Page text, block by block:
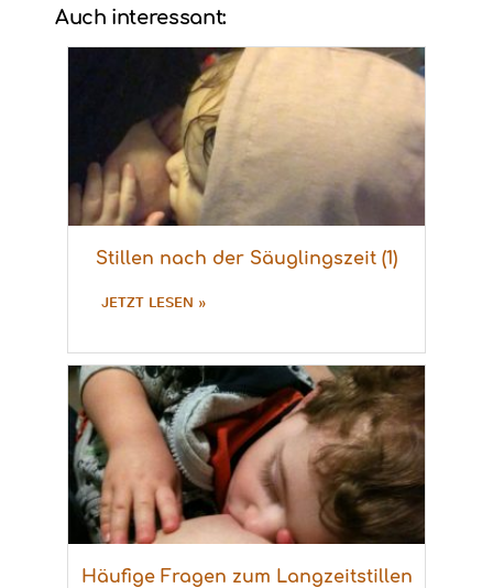
Auch interessant:
Stillen nach der Säuglingszeit (1)
JETZT LESEN »
Häufige Fragen zum Langzeitstillen